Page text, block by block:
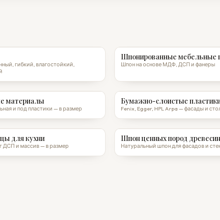
гибкий, влагостойкий,
Шпонированные мебельные
Шпон на основе МДФ, ДСП и фанеры
материалы
и под пластики — в размер
Бумажно-слоистые
Fenix, Egger, HPL Arpa — фасады и
для кухни
ДСП и массив — в размер
Шпон ценных пород
Натуральный шпон для фасадов и